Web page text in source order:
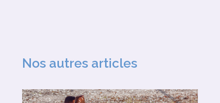
Nos autres articles